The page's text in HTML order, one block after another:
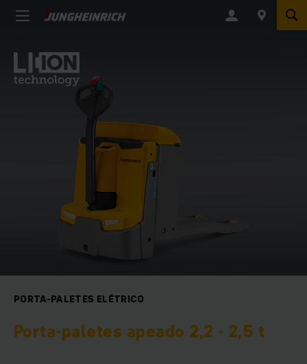
PORTA-PALETES ELÉTRICO
Porta-paletes apeado 2,2 - 2,5 t